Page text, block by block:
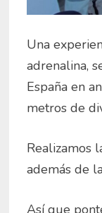
Una
adrenalina,
España en
metros de
Realizamos
además de